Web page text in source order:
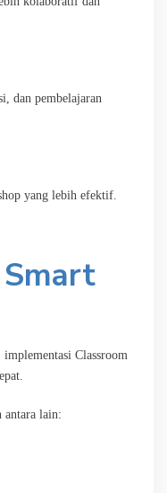
dan pembelajaran
yang lebih efektif.
Classroom
antara lain: